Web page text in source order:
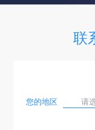
联
您的地区